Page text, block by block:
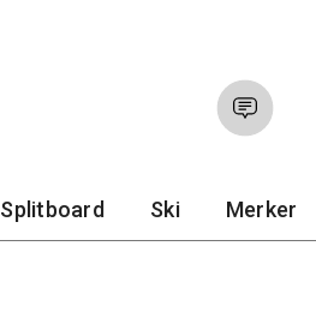
Splitboard Ski Merker